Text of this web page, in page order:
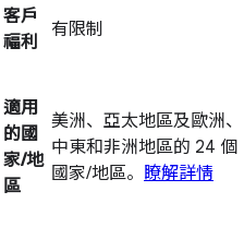
客戶
福利
有限制
適用
的國
家/地
區
美洲、亞太地區及歐洲、
中東和非洲地區的 24 個
國家/地區。 瞭解詳情